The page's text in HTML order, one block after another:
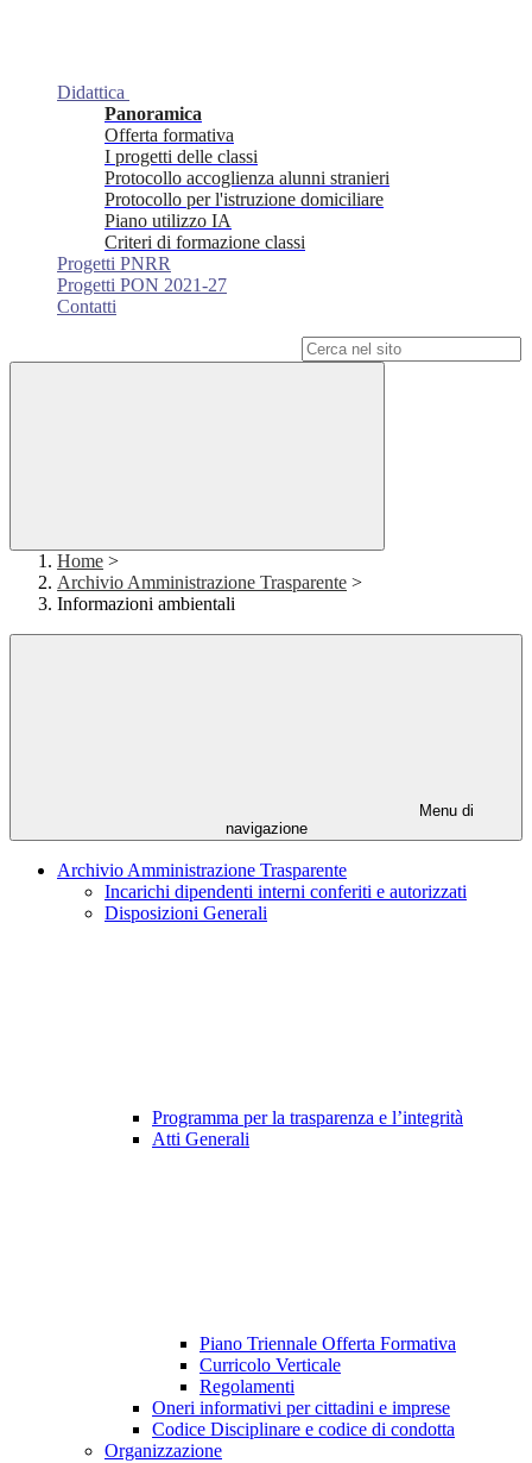
Didattica
Panoramica
Offerta formativa
I progetti delle classi
Protocollo accoglienza alunni stranieri
Protocollo per l'istruzione domiciliare
Piano utilizzo IA
Criteri di formazione classi
Progetti PNRR
Progetti PON 2021-27
Contatti
Home >
Archivio Amministrazione Trasparente >
Informazioni ambientali
Menu di
navigazione
Archivio Amministrazione Trasparente
Incarichi dipendenti interni conferiti e autorizzati
Disposizioni Generali
Programma per la trasparenza e l’integrità
Atti Generali
Piano Triennale Offerta Formativa
Curricolo Verticale
Regolamenti
Oneri informativi per cittadini e imprese
Codice Disciplinare e codice di condotta
Organizzazione